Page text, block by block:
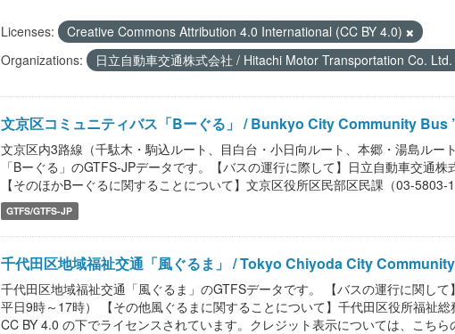
Licenses:
Creative Commons Attribution 4.0 International (CC BY 4.0)
Organizations:
日立自動車交通株式会社 / Hitachi Motor Transportation Co. Ltd.
文京区コミュニティバス「Bーぐる」 / Bunkyo City Community Bus
文京区内3路線（千駄木・駒込ルート、目白台・小日向ルート、本郷・湯島ルー
「Bーぐる」のGTFS-JPデータです。【バスの運行に際して】日立自動車交通
【そのほかBーぐるに関することについて】文京区役所区民部区民課（03-
GTFS/GTFS-JP
千代田区地域福祉交通「風ぐるま」 / Tokyo Chiyoda City
千代田区地域福祉交通「風ぐるま」のGTFSデータです。 【バスの運行に関し
平日9時～17時） 【その他風ぐるまに関することについて】千代田区役所福祉
CC BY 4.0 の下でライセンスされています。クレジット表示については、こちら